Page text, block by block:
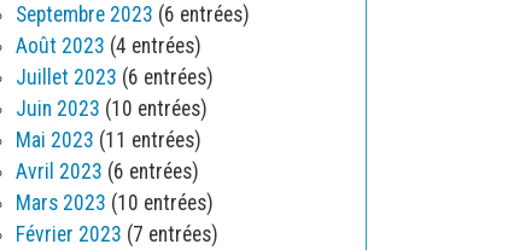
Septembre 2023 (6 entrées)
Août 2023 (4 entrées)
Juillet 2023 (6 entrées)
Juin 2023 (10 entrées)
Mai 2023 (11 entrées)
Avril 2023 (6 entrées)
Mars 2023 (10 entrées)
Février 2023 (7 entrées)